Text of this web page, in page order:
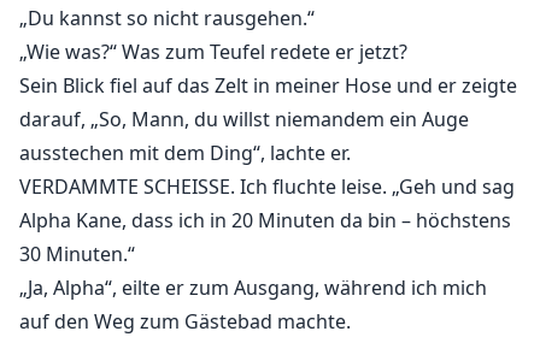
„Du kannst so nicht rausgehen.“
„Wie was?“ Was zum Teufel redete er jetzt?
Sein Blick fiel auf das Zelt in meiner Hose und er zeigte
darauf, „So, Mann, du willst niemandem ein Auge
ausstechen mit dem Ding“, lachte er.
VERDAMMTE SCHEISSE. Ich fluchte leise. „Geh und sag
Alpha Kane, dass ich in 20 Minuten da bin – höchstens
30 Minuten.“
„Ja, Alpha“, eilte er zum Ausgang, während ich mich
auf den Weg zum Gästebad machte.